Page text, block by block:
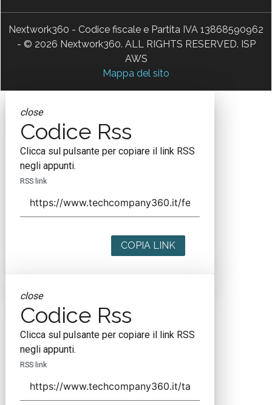
Nextwork360 - Codice fiscale e Partita IVA 13868590962
- © 2026 Nextwork360. ALL RIGHTS RESERVED. ISP
AWS
Mappa del sito
close
Codice Rss
Clicca sul pulsante per copiare il link RSS
negli appunti.
RSS link
COPIA LINK
close
Codice Rss
Clicca sul pulsante per copiare il link RSS
negli appunti.
RSS link